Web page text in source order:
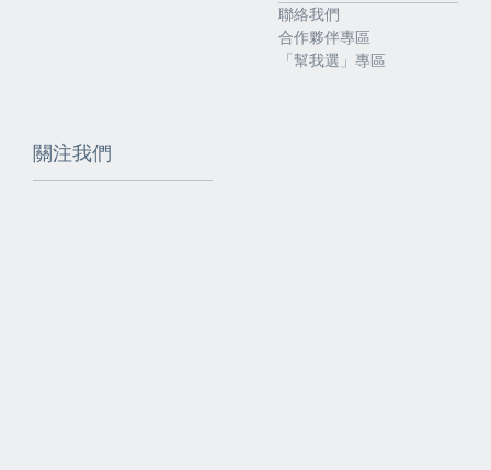
聯絡我們
合作夥伴專區
「幫我選」專區
關注我們